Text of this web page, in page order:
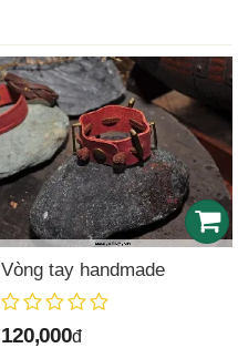
Vòng tay handmade
120,000đ